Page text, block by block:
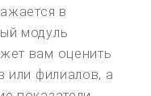
в
модуль
вам оценить
или филиалов, а